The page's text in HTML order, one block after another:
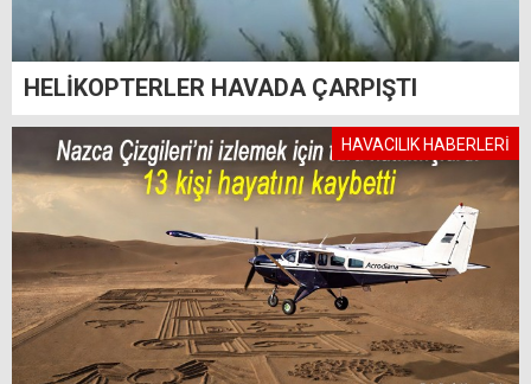
HELİKOPTERLER HAVADA ÇARPIŞTI
HAVACILIK HABERLERİ